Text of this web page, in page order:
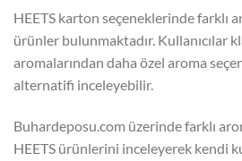
HEETS karton seçeneklerinde farklı
ürünler bulunmaktadır. Kullanıcılar
aromalarından daha özel aroma
alternatifi inceleyebilir.
Buhardeposu.com üzerinde farklı
HEETS ürünlerini inceleyerek kendi